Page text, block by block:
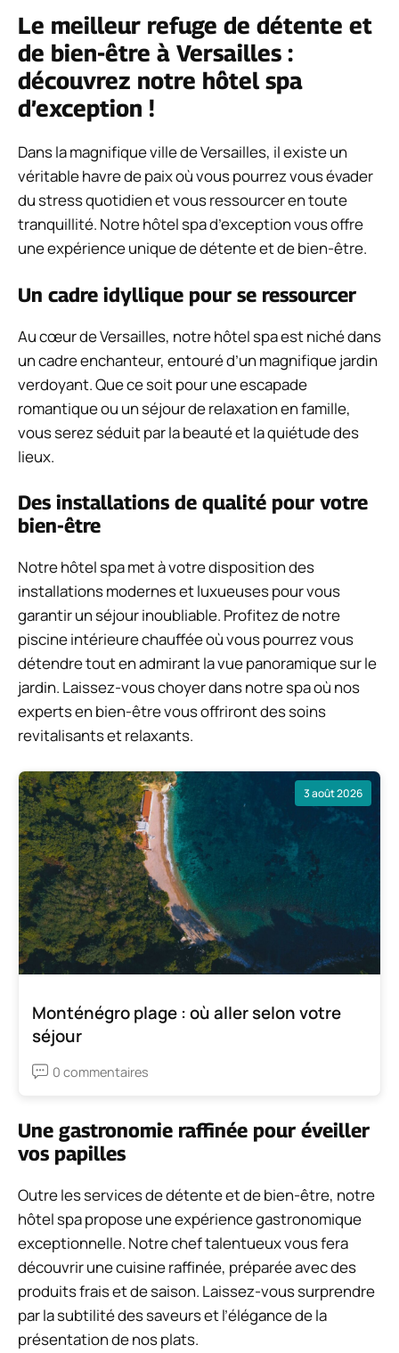
Le meilleur refuge de détente et
de bien-être à Versailles :
découvrez notre hôtel spa
d’exception !
Dans la magnifique ville de Versailles, il existe un
véritable havre de paix où vous pourrez vous évader
du stress quotidien et vous ressourcer en toute
tranquillité. Notre hôtel spa d’exception vous offre
une expérience unique de détente et de bien-être.
Un cadre idyllique pour se ressourcer
Au cœur de Versailles, notre hôtel spa est niché dans
un cadre enchanteur, entouré d’un magnifique jardin
verdoyant. Que ce soit pour une escapade
romantique ou un séjour de relaxation en famille,
vous serez séduit par la beauté et la quiétude des
lieux.
Des installations de qualité pour votre
bien-être
Notre hôtel spa met à votre disposition des
installations modernes et luxueuses pour vous
garantir un séjour inoubliable. Profitez de notre
piscine intérieure chauffée où vous pourrez vous
détendre tout en admirant la vue panoramique sur le
jardin. Laissez-vous choyer dans notre spa où nos
experts en bien-être vous offriront des soins
revitalisants et relaxants.
3 août 2026
Monténégro plage : où aller selon votre
séjour
0 commentaires
Une gastronomie raffinée pour éveiller
vos papilles
Outre les services de détente et de bien-être, notre
hôtel spa propose une expérience gastronomique
exceptionnelle. Notre chef talentueux vous fera
découvrir une cuisine raffinée, préparée avec des
produits frais et de saison. Laissez-vous surprendre
par la subtilité des saveurs et l’élégance de la
présentation de nos plats.